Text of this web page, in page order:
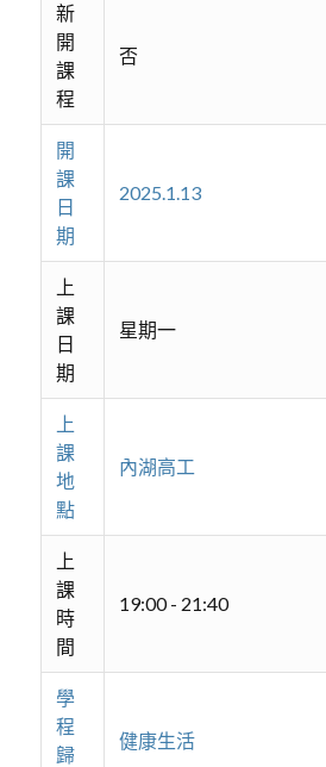
新
開
課
程
否
開
課
日
期
2025.1.13
上
課
日
期
星期一
上
課
地
點
內湖高工
上
課
時
間
19:00 - 21:40
學
程
歸
健康生活